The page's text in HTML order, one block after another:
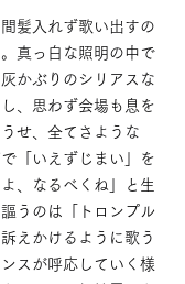
髪入れず歌い出すの
真っ白な照明の中で
かぶりのシリアスな
、思わず会場も息を
せ、全てさような
「いえずじまい」を
、なるべくね」と生
うのは「トロンプル
えかけるように歌う
スが呼応していく様